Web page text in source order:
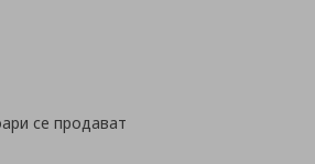
се продават